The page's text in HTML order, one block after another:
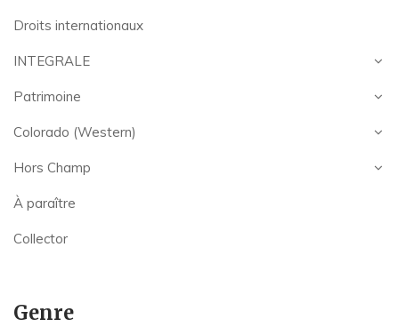
Droits internationaux
INTEGRALE
Patrimoine
Colorado (Western)
Hors Champ
À paraître
Collector
Genre